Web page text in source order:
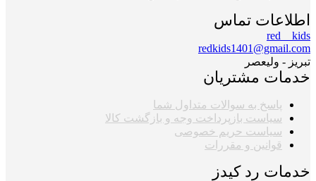
اطلاعات تماس
red__kids
redkids1401@gmail.com
تبریز - ولیعصر
خدمات مشتریان
پاسخ به سوالات متداول شما
سیاست بازپرداخت وجه و بازگشت کالا
سیاست حریم خصوصی
قوانین و مقررات
خدمات رد کیدز